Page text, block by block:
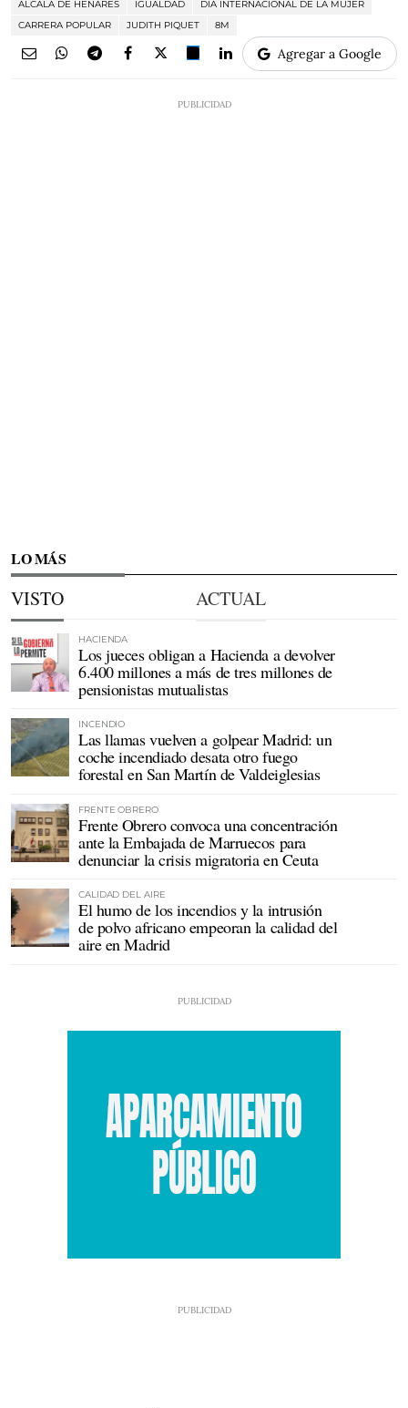
ALCALÁ DE HENARES IGUALDAD
DÍA INTERNACIONAL DE LA MUJER
CARRERA POPULAR
JUDITH PIQUET 8M
Agregar a Google
LO MÁS
VISTO ACTUAL
HACIENDA
Los jueces obligan a Hacienda a devolver
6.400 millones a más de tres millones de
pensionistas mutualistas
INCENDIO
Las llamas vuelven a golpear Madrid: un
coche incendiado desata otro fuego
forestal en San Martín de Valdeiglesias
FRENTE OBRERO
Frente Obrero convoca una concentración
ante la Embajada de Marruecos para
denunciar la crisis migratoria en Ceuta
CALIDAD DEL AIRE
El humo de los incendios y la intrusión
de polvo africano empeoran la calidad del
aire en Madrid